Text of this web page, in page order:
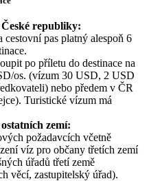
republiky:
pas platný alespoň 6
po příletu do destinace na
os. (vízum 30 USD, 2 USD
nebo předem v ČR
Turistické vízum má
zemí:
požadavcích včetně
víz pro občany třetích zemí
úřadů třetí země
věcí, zastupitelský úřad).